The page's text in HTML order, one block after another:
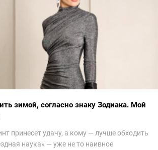
зимой, согласно знаку Зодиака. Мой
принесет удачу, а кому — лучше обходить
наука» — уже не то наивное